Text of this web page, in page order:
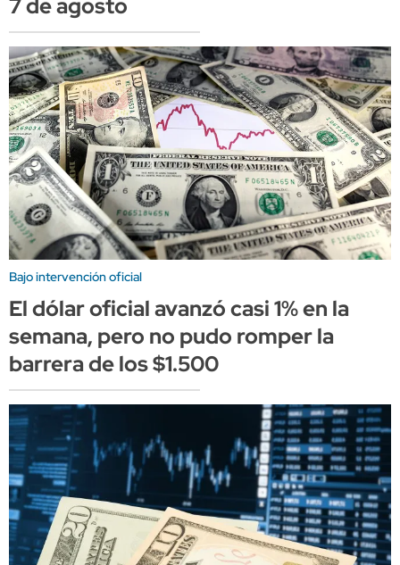
Bajo intervención oficial
El dólar oficial avanzó casi 1% en la
semana, pero no pudo romper la
barrera de los $1.500